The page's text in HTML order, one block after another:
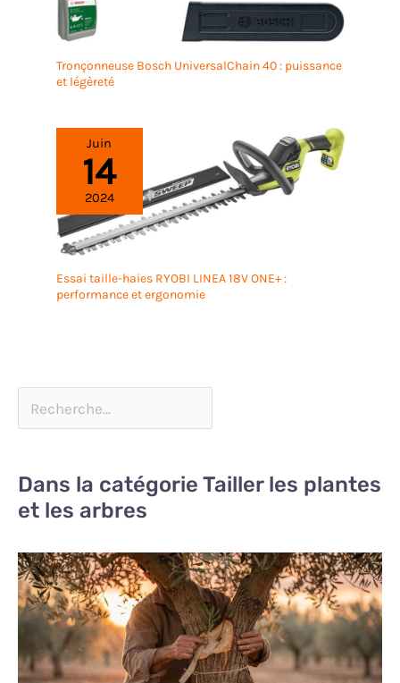
Tronçonneuse Bosch UniversalChain 40 : puissance
et légèreté
Juin
14
2024
Essai taille-haies RYOBI LINEA 18V ONE+ :
performance et ergonomie
Dans la catégorie Tailler les plantes
et les arbres